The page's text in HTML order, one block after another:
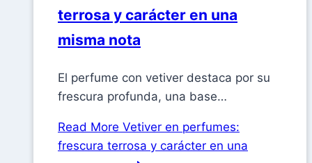
terrosa y carácter en una
misma nota
El perfume con vetiver destaca por su
frescura profunda, una base…
Read More Vetiver en perfumes:
frescura terrosa y carácter en una